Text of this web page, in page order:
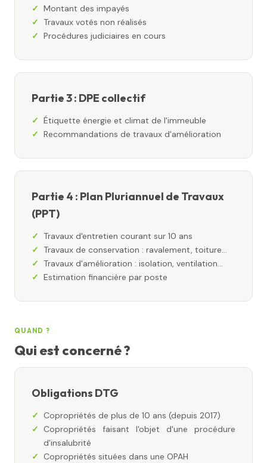
Montant des impayés
Travaux votés non réalisés
Procédures judiciaires en cours
Partie 3 : DPE collectif
Étiquette énergie et climat de l'immeuble
Recommandations de travaux d'amélioration
Partie 4 : Plan Pluriannuel de Travaux
(PPT)
Travaux d'entretien courant sur 10 ans
Travaux de conservation : ravalement, toiture…
Travaux d'amélioration : isolation, ventilation…
Estimation financière par poste
QUAND ?
Qui est concerné ?
Obligations DTG
Copropriétés de plus de 10 ans (depuis 2017)
Copropriétés faisant l'objet d'une procédure
d'insalubrité
Copropriétés situées dans une OPAH